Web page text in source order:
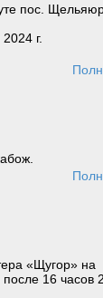
пос. Щельяюр
г.
«Щугор» на
16 часов